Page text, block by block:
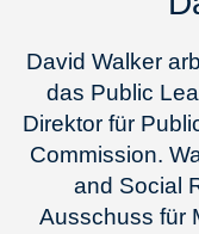
David Walker
das Public
Direktor für
Commission.
and Social
Ausschuss für